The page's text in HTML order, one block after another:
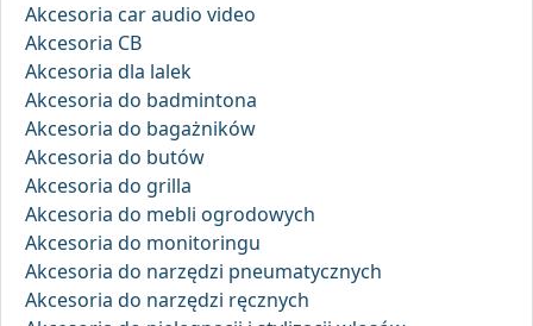
Akcesoria car audio video
Akcesoria CB
Akcesoria dla lalek
Akcesoria do badmintona
Akcesoria do bagażników
Akcesoria do butów
Akcesoria do grilla
Akcesoria do mebli ogrodowych
Akcesoria do monitoringu
Akcesoria do narzędzi pneumatycznych
Akcesoria do narzędzi ręcznych